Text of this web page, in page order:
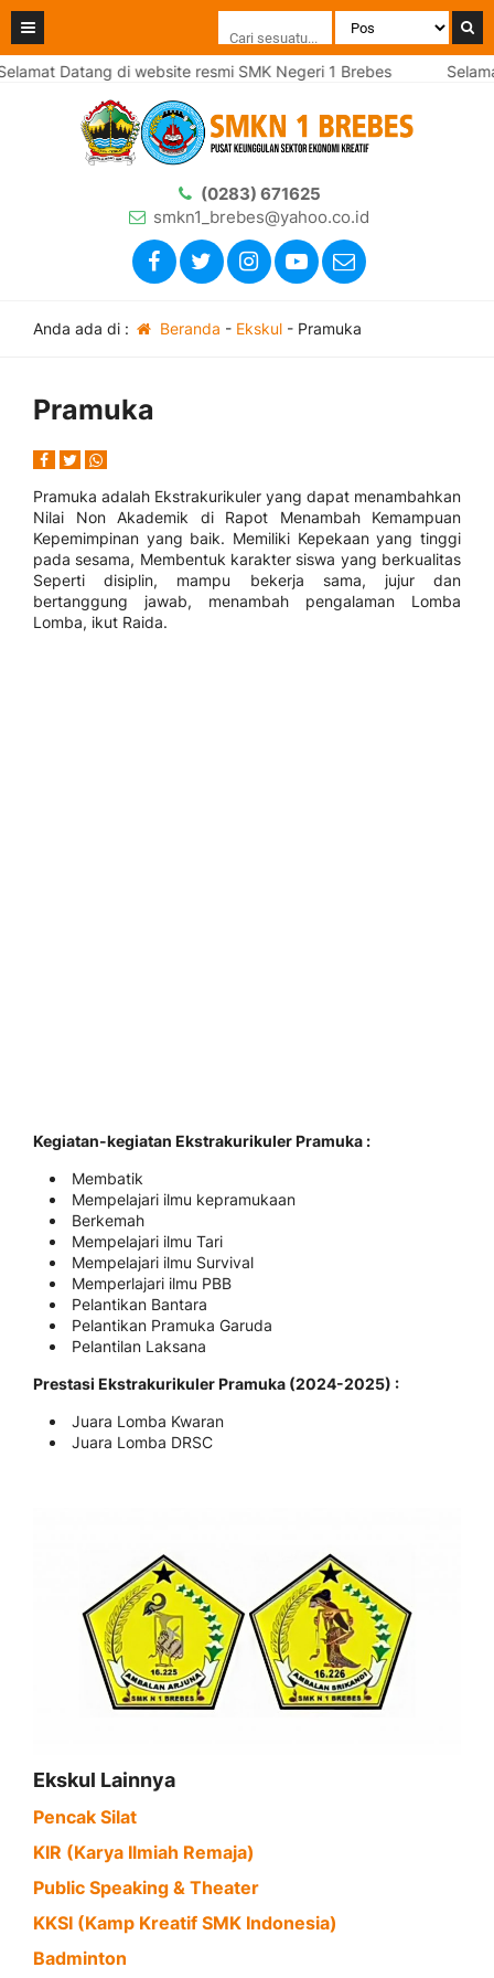
Datang di website resmi SMK Negeri 1 Brebes
(0283) 671625
smkn1_brebes@yahoo.co.id
Anda ada di : Beranda - Ekskul- Pramuka
Pramuka
Pramuka adalah Ekstrakurikuler yang dapat menambahkan
Nilai Non Akademik di Rapot Menambah Kemampuan
Kepemimpinan yang baik. Memiliki Kepekaan yang tinggi
pada sesama, Membentuk karakter siswa yang berkualitas
Seperti disiplin, mampu bekerja sama, jujur dan
bertanggung jawab, menambah pengalaman Lomba
Lomba, ikut Raida.
Kegiatan-kegiatan Ekstrakurikuler Pramuka :
Membatik
Mempelajari ilmu kepramukaan
Berkemah
Mempelajari ilmu Tari
Mempelajari ilmu Survival
Memperlajari ilmu PBB
Pelantikan Bantara
Pelantikan Pramuka Garuda
Pelantilan Laksana
Prestasi Ekstrakurikuler Pramuka (2024-2025) :
Juara Lomba Kwaran
Juara Lomba DRSC
Ekskul Lainnya
Pencak Silat
KIR (Karya Ilmiah Remaja)
Public Speaking & Theater
KKSI (Kamp Kreatif SMK Indonesia)
Badminton